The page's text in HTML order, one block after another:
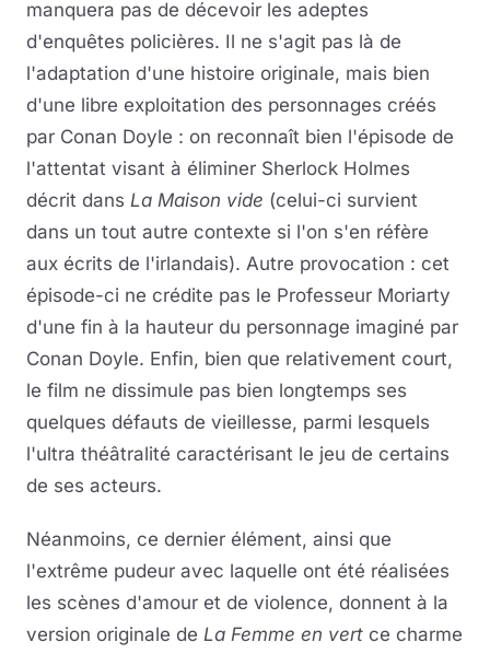
manquera pas de décevoir les adeptes
d'enquêtes policières. Il ne s'agit pas là de
l'adaptation d'une histoire originale, mais bien
d'une libre exploitation des personnages créés
par Conan Doyle : on reconnaît bien l'épisode de
l'attentat visant à éliminer Sherlock Holmes
décrit dans La Maison vide (celui-ci survient
dans un tout autre contexte si l'on s'en réfère
aux écrits de l'irlandais). Autre provocation : cet
épisode-ci ne crédite pas le Professeur Moriarty
d'une fin à la hauteur du personnage imaginé par
Conan Doyle. Enfin, bien que relativement court,
le film ne dissimule pas bien longtemps ses
quelques défauts de vieillesse, parmi lesquels
l'ultra théâtralité caractérisant le jeu de certains
de ses acteurs.
Néanmoins, ce dernier élément, ainsi que
l'extrême pudeur avec laquelle ont été réalisées
les scènes d'amour et de violence, donnent à la
version originale de La Femme en vert ce charme